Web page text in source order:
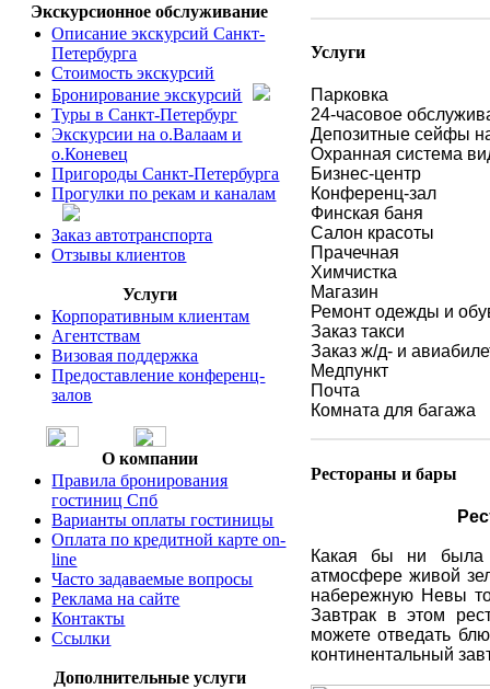
Экскурсионное обслуживание
Описание экскурсий Санкт-
Петербурга
Стоимость экскурсий
Бронирование экскурсий
Туры в Санкт-Петербург
Экскурсии на о.Валаам и
о.Коневец
Пригороды Санкт-Петербурга
Прогулки по рекам и каналам
Заказ автотранспорта
Отзывы клиентов
Услуги
Корпоративным клиентам
Агентствам
Визовая поддержка
Предоставление конференц-
залов
О компании
Правила бронирования
гостиниц Спб
Варианты оплаты гостиницы
Оплата по кредитной карте on-
line
Часто задаваемые вопросы
Реклама на сайте
Контакты
Ссылки
Дополнительные услуги
Услуги
Парковка
24-часовое
Депозитные сейфы
Охранная система
Бизнес-центр
Конференц-зал
Финская баня
Салон красоты
Прачечная
Химчистка
Магазин
Ремонт одежды и
Заказ такси
Заказ ж/д- и
Медпункт
Почта
Комната для багажа
Рестораны и бары
Какая бы ни была
атмосфере живой
набережную Невы
Завтрак в этом
можете отведать
континентальный